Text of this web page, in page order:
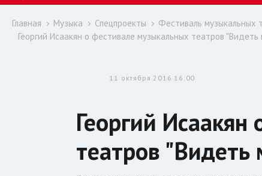
Главная Музыка Спецпроекты Фестиваль музыкальных
Георгий Исаакян о фестивале музыкальных театров "Видеть
11 октября 2016 16:00
Георгий
театров "Видеть